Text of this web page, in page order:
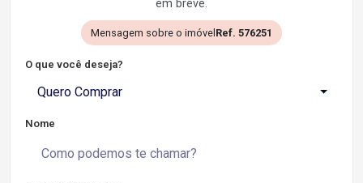
em breve.
Mensagem sobre o imóvel Ref. 576251
O que você deseja?
Quero Comprar
Nome